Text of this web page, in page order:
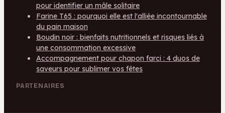
pour identifier un mâle solitaire
Farine T65 : pourquoi elle est l'alliée incontournable
du pain maison
Boudin noir : bienfaits nutritionnels et risques liés à
une consommation excessive
Accompagnement pour chapon farci : 4 duos de
saveurs pour sublimer vos fêtes
PARTENAIRES